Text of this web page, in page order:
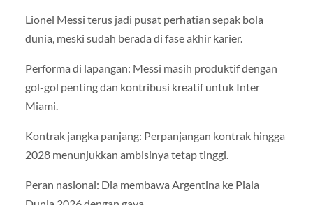
Lionel Messi terus jadi pusat perhatian sepak bola
dunia, meski sudah berada di fase akhir karier.
Performa di lapangan: Messi masih produktif dengan
gol-gol penting dan kontribusi kreatif untuk Inter
Miami.
Kontrak jangka panjang: Perpanjangan kontrak hingga
2028 menunjukkan ambisinya tetap tinggi.
Peran nasional: Dia membawa Argentina ke Piala